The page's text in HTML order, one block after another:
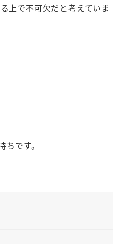
上で不可欠だと考えていま
です。